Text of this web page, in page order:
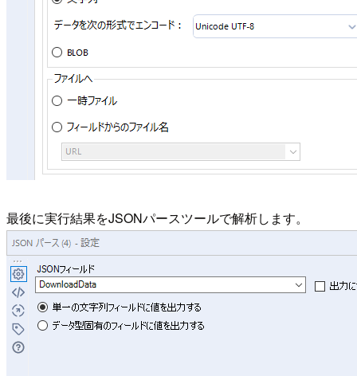
最後に実行結果をJSONパースツールで解析します。